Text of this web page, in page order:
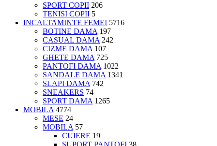
SPORT COPII 206
TENISI COPII 5
INCALTAMINTE FEMEI 5716
BOTINE DAMA 197
CASUAL DAMA 242
CIZME DAMA 107
GHETE DAMA 725
PANTOFI DAMA 1022
SANDALE DAMA 1341
SLAPI DAMA 742
SNEAKERS 74
SPORT DAMA 1265
MOBILA 4774
MESE 24
MOBILA 57
CUIERE 19
SUPORT PANTOFI 38